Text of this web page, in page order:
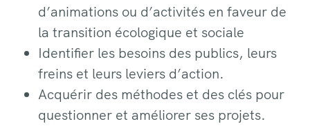
d’animations ou d’activités en faveur de
la transition écologique et sociale
Identifier les besoins des publics, leurs
freins et leurs leviers d’action.
Acquérir des méthodes et des clés pour
questionner et améliorer ses projets.